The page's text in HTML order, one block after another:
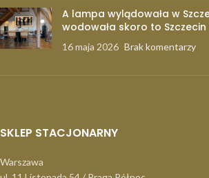
A lampa wylądowała w
wodowała skoro to Szczecin
16 maja 2026 Brak komentarzy
SKLEP STACJONARNY
Warszawa